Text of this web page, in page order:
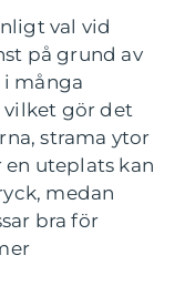
val vid
på grund av
många
gör det
strama ytor
uteplats kan
medan
bra för